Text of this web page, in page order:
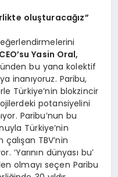
oluşturacağız”
Yasin Oral,
bu yana kolektif
inanıyoruz. Paribu,
Türkiye’nin blokzincir
potansiyelini
Paribu’nun bu
Türkiye’nin
TBV’nin
dünyası bu’
olmayı seçen Paribu